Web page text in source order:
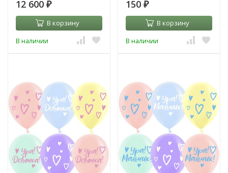
12 600 ₽
В корзину
В наличии
150 ₽
В корзину
В наличии